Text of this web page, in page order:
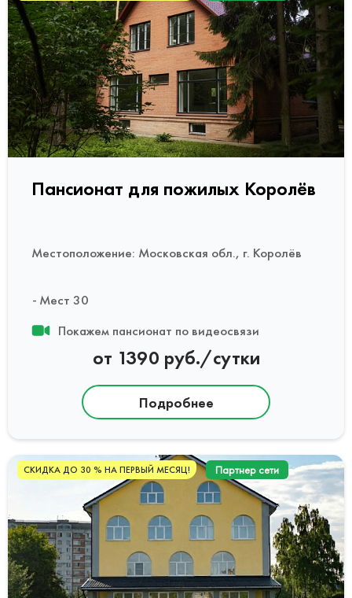
Пансионат для пожилых Королёв
Местоположение: Московская обл., г. Королёв
Мест 30
Покажем пансионат по видеосвязи
от 1390 руб./сутки
Подробнее
СКИДКА ДО 30 % НА ПЕРВЫЙ МЕСЯЦ! Партнер сети